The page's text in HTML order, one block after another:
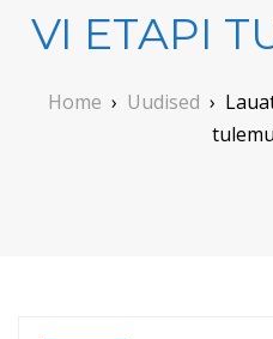
VI ETAPI
Home › Uudised ›